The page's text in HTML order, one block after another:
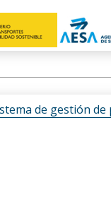
de gestión